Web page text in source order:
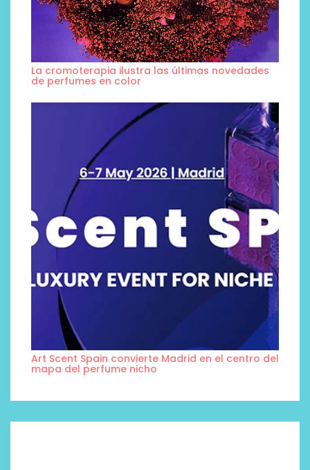
La cromoterapia ilustra las últimas novedades
de perfumes en color
Art Scent Spain convierte Madrid en el centro del
mapa del perfume nicho